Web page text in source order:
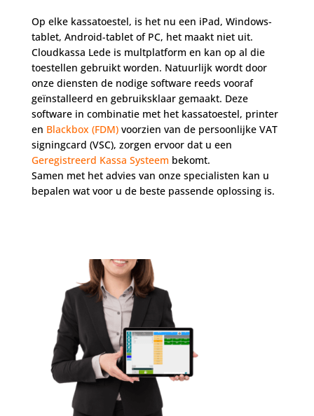
Op elke kassatoestel, is het nu een iPad, Windows-
tablet, Android-tablet of PC, het maakt niet uit.
Cloudkassa Lede is multplatform en kan op al die
toestellen gebruikt worden. Natuurlijk wordt door
onze diensten de nodige software reeds vooraf
geïnstalleerd en gebruiksklaar gemaakt. Deze
software in combinatie met het kassatoestel, printer
en Blackbox (FDM)voorzien van de persoonlijke VAT
signingcard (VSC), zorgen ervoor dat u een
Geregistreerd Kassa Systeem bekomt.
Samen met het advies van onze specialisten kan u
bepalen wat voor u de beste passende oplossing is.